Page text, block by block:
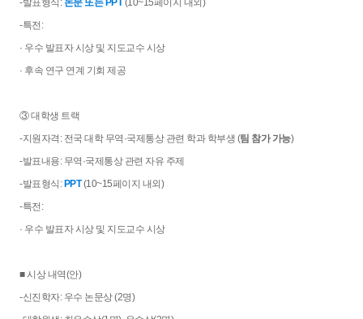
-발표형식:논문 또는 PPT(10~15페이지 내외)
-특전:
· 우수 발표자 시상 및 지도교수 시상
· 후속 연구 연계 기회 제공
③ 대학생 트랙
-지원자격: 전국 대학 무역·국제통상 관련 학과 학부생 (팀 참가 가능)
-발표내용: 무역·국제통상 관련 자유 주제
-발표형식: PPT(10~15페이지 내외)
-특전:
· 우수 발표자 시상 및 지도교수 시상
■ 시상 내역(안)
-신진학자: 우수 논문상 (2명)